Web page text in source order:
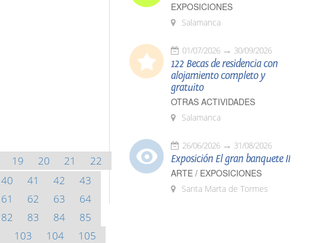
19 20 21
22
40 41 42
43
61 62 63
64
82 83 84
85
103 104
105
EXPOSICIONES
Salamanca
01/07/2026 30/09/2026
122 Becas de residencia con
alojamiento completo y
gratuito
OTRAS ACTIVIDADES
Salamanca
26/06/2026 31/08/2026
Exposición El gran banquete II
ARTE / EXPOSICIONES
Santa Marta de Tormes